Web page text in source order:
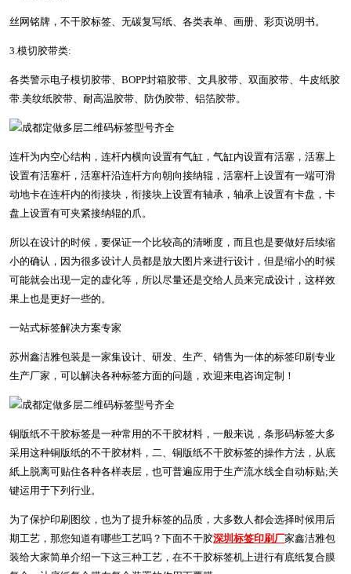
丝网铭牌，不干胶标签、无碳复写纸、各类表单、画册、彩页说明书。
3.模切胶带类:
各类警示电子模切胶带、BOPP封箱胶带、文具胶带、双面胶带、牛皮纸胶
带.美纹纸胶带、耐高温胶带、防伪胶带、铝箔胶带。
连杆为内空心结构，连杆内横向设置有气缸，气缸内设置有活塞，活塞上
设置有活塞杆，活塞杆沿连杆方向朝向接纳辊，活塞杆上设置有一端可滑
动地卡在连杆内的衔接块，衔接块上设置有轴承，轴承上设置有卡盘，卡
盘上设置有可夹紧接纳辊的爪。
所以在设计的时候，要保证一个比较高的清晰度，而且也是要做好后续缩
小的确认，因为很多设计人员都是放大图片来进行设计，但是缩小的时候
可能就会出现一定的虚化等，所以尽量还是交给人员来完成设计，这样效
果上也是更好一些的。
一站式标签解决方案专家
苏州鑫洁雅包装是一家集设计、研发、生产、销售为一体的标签印刷专业
生产厂家，可以解决各种标签方面的问题，欢迎来电咨询定制！
铜版纸不干胶标签是一种常用的不干胶材料，一般来说，条形码标签大多
采用这种铜版纸的不干胶材料，二、铜版纸不干胶标签的操作方法，从底
紙上脱离可贴住各种各样表层，也可普遍应用于生产流水线全自动标贴;关
键运用于下列行业。
为了保护印刷图纹，也为了提升标签的品质，大多数人都会选择时候用后
期工艺，那您知道有哪些工艺吗？下面不干胶深圳标签印刷厂家鑫洁雅包
装给大家简单介绍一下这三种工艺，在不干胶标签机上进行有底纸复合膜